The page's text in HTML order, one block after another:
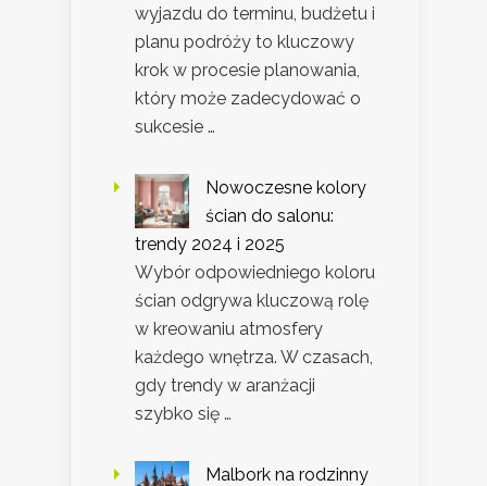
wyjazdu do terminu, budżetu i
planu podróży to kluczowy
krok w procesie planowania,
który może zadecydować o
sukcesie …
Nowoczesne kolory
ścian do salonu:
trendy 2024 i 2025
Wybór odpowiedniego koloru
ścian odgrywa kluczową rolę
w kreowaniu atmosfery
każdego wnętrza. W czasach,
gdy trendy w aranżacji
szybko się …
Malbork na rodzinny